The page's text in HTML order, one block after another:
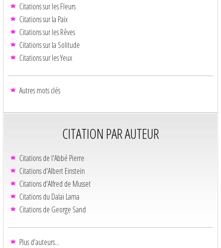
Citations sur les Fleurs
Citations sur la Paix
Citations sur les Rêves
Citations sur la Solitude
Citations sur les Yeux
Autres mots clés
CITATION PAR AUTEUR
Citations de l'Abbé Pierre
Citations d'Albert Einstein
Citations d'Alfred de Musset
Citations du Dalaï Lama
Citations de George Sand
Plus d'auteurs...